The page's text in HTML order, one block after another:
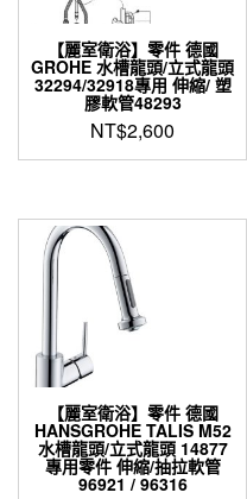
【麗室衛浴】零件 德國
GROHE 水槽龍頭/立式龍頭
32294/32918專用 伸縮/ 塑
膠軟管48293
NT$2,600
【麗室衛浴】零件 德國
HANSGROHE TALIS M52
水槽龍頭/立式龍頭 14877
專用零件 伸縮/抽拉軟管
96921 / 96316